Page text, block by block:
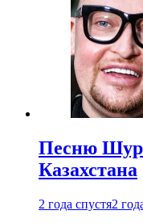
Песню
Казахстана
2 года спустя2